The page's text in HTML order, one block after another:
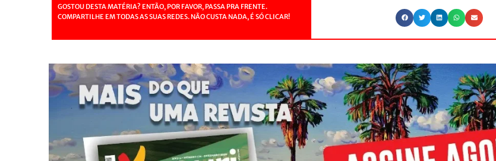
GOSTOU DESTA MATÉRIA? ENTÃO, POR FAVOR, PASSA PRA FRENTE.
COMPARTILHE EM TODAS AS SUAS REDES. NÃO CUSTA NADA, É SÓ CLICAR!